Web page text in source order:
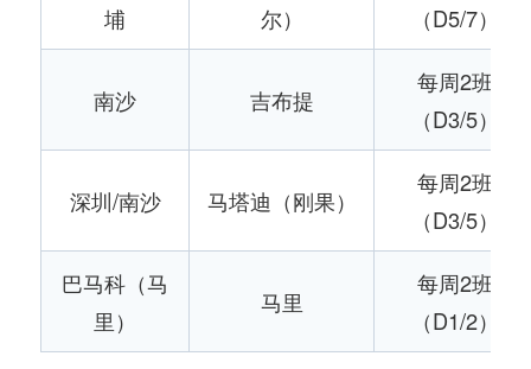
埔
尔）
（D5/7）
南沙 吉布提
每周2班
（D3/5）
深圳/南沙 马塔迪（刚果）
每周2班
（D3/5）
巴马科（马
里）
马里
每周2班
（D1/2）